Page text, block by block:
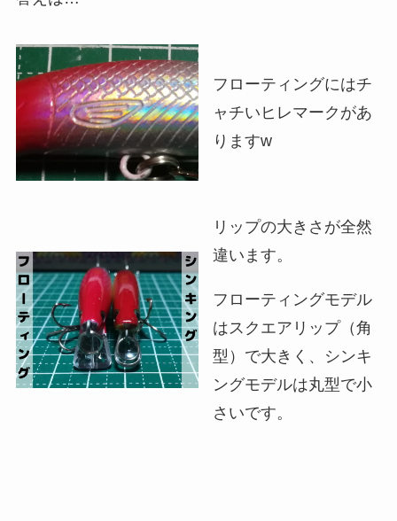
フローティングにはチ
ャチいヒレマークがあ
りますw
リップの大きさが全然
違います。
フローティングモデル
はスクエアリップ（角
型）で大きく、シンキ
ングモデルは丸型で小
さいです。